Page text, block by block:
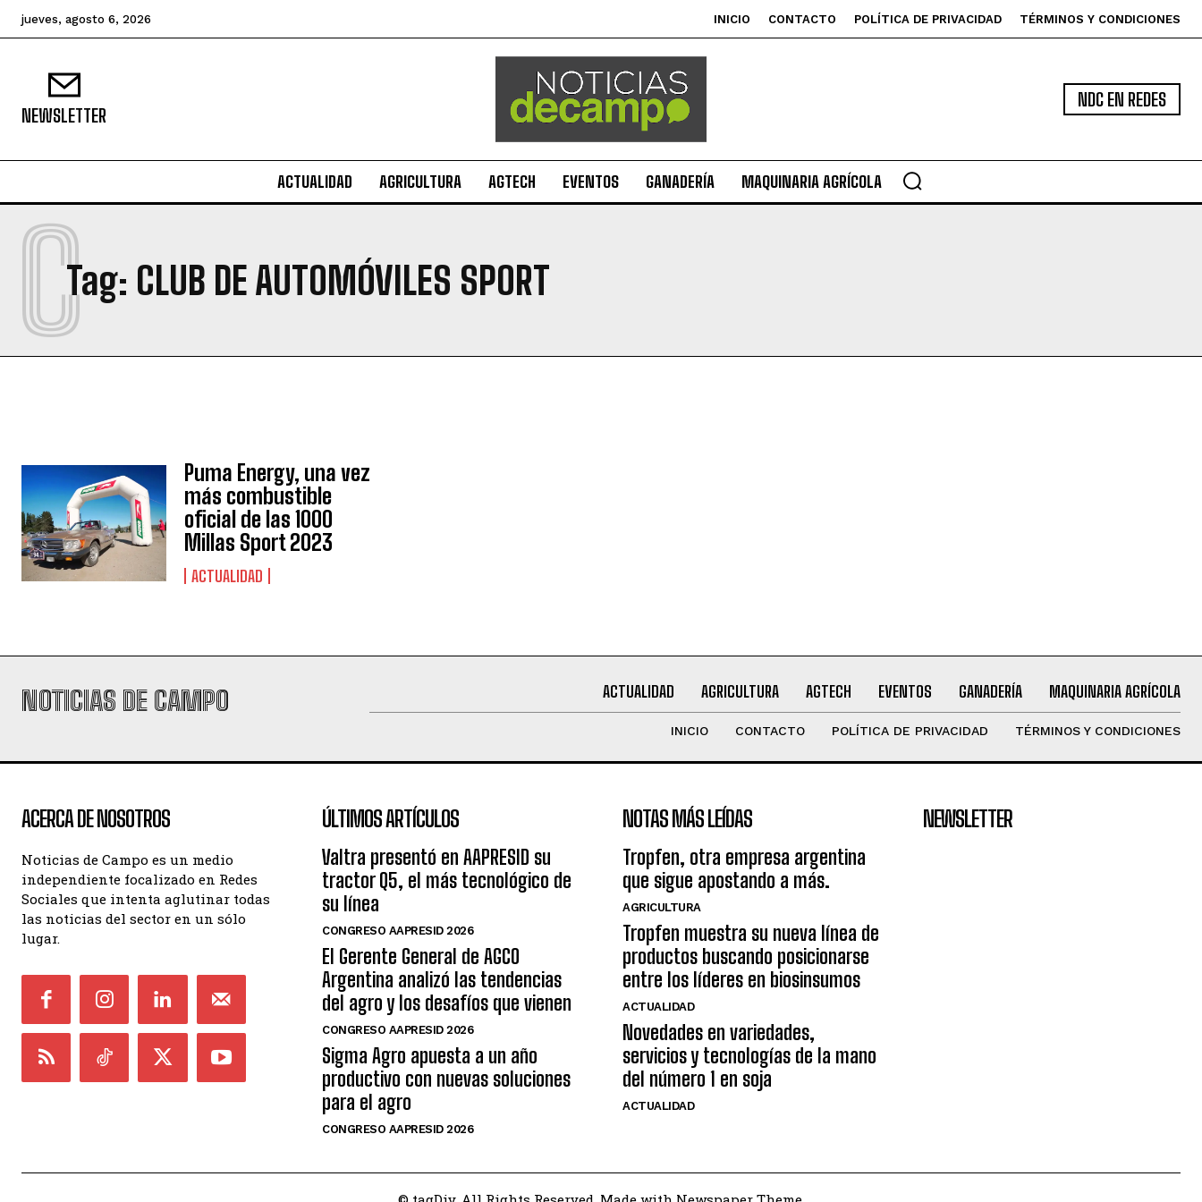
Suscribite al Newsletter
jueves, agosto 6, 2026 INICIO CONTACTO POLÍTICA DE PRIVACIDAD TÉRMINOS Y CONDICIONES
NEWSLETTER
NDC EN REDES
ACTUALIDAD AGRICULTURA AGTECH EVENTOS GANADERÍA MAQUINARIA AGRÍCOLA
Tag: CLUB DE AUTOMÓVILES SPORT
C
Puma Energy, una vez
más combustible
oficial de las 1000
Millas Sport 2023
ACTUALIDAD
NOTICIAS DE CAMPO ACTUALIDAD AGRICULTURA AGTECH EVENTOS GANADERÍA MAQUINARIA AGRÍCOLA
INICIO CONTACTO POLÍTICA DE PRIVACIDAD TÉRMINOS Y CONDICIONES
ACERCA DE NOSOTROS
Noticias de Campo es un medio
independiente focalizado en Redes
Sociales que intenta aglutinar todas
las noticias del sector en un sólo
lugar.
ÚLTIMOS ARTÍCULOS
Valtra presentó en AAPRESID su
tractor Q5, el más tecnológico de
su línea
CONGRESO AAPRESID 2026
El Gerente General de AGCO
Argentina analizó las tendencias
del agro y los desafíos que vienen
CONGRESO AAPRESID 2026
Sigma Agro apuesta a un año
productivo con nuevas soluciones
para el agro
CONGRESO AAPRESID 2026
NOTAS MÁS LEÍDAS
Tropfen, otra empresa argentina
que sigue apostando a más.
AGRICULTURA
Tropfen muestra su nueva línea de
productos buscando posicionarse
entre los líderes en biosinsumos
ACTUALIDAD
Novedades en variedades,
servicios y tecnologías de la mano
del número 1 en soja
ACTUALIDAD
NEWSLETTER